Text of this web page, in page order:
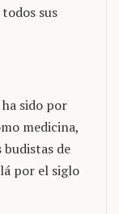
sus
sido por
medicina,
de
por el siglo